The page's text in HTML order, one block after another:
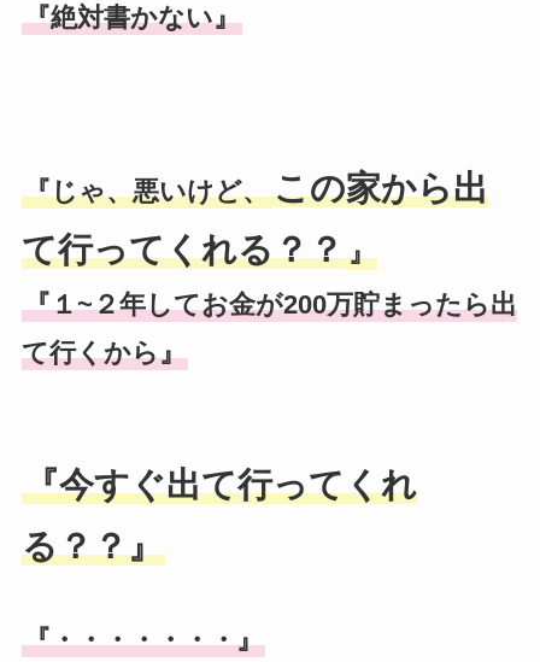
『絶対書かない』
『じゃ、悪いけど、この家から出
て行ってくれる？？』
『１~２年してお金が200万貯まったら出
て行くから』
『今すぐ出て行ってくれ
る？？』
『・・・・・・・』